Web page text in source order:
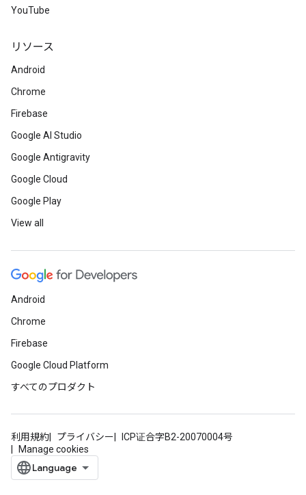
YouTube
リソース
Android
Chrome
Firebase
Google AI Studio
Google Antigravity
Google Cloud
Google Play
View all
Android
Chrome
Firebase
Google Cloud Platform
すべてのプロダクト
利用規約 プライバシー
ICP证合字B2-20070004号
Manage cookies